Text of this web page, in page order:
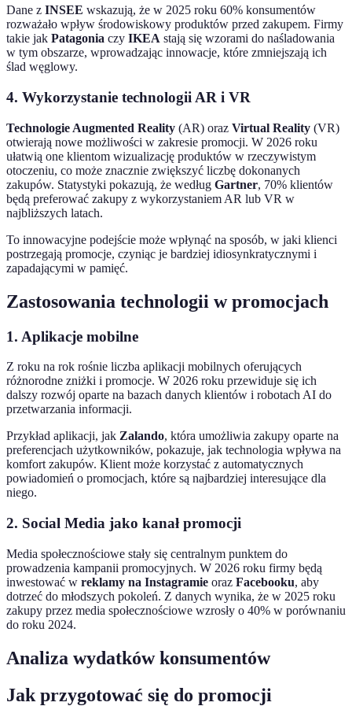
Dane z INSEE wskazują, że w 2025 roku 60% konsumentów
rozważało wpływ środowiskowy produktów przed zakupem. Firmy
takie jak Patagonia czy IKEA stają się wzorami do naśladowania
w tym obszarze, wprowadzając innowacje, które zmniejszają ich
ślad węglowy.
4. Wykorzystanie technologii AR i VR
Technologie Augmented Reality (AR) oraz Virtual Reality (VR)
otwierają nowe możliwości w zakresie promocji. W 2026 roku
ułatwią one klientom wizualizację produktów w rzeczywistym
otoczeniu, co może znacznie zwiększyć liczbę dokonanych
zakupów. Statystyki pokazują, że według Gartner, 70% klientów
będą preferować zakupy z wykorzystaniem AR lub VR w
najbliższych latach.
To innowacyjne podejście może wpłynąć na sposób, w jaki klienci
postrzegają promocje, czyniąc je bardziej idiosynkratycznymi i
zapadającymi w pamięć.
Zastosowania technologii w promocjach
1. Aplikacje mobilne
Z roku na rok rośnie liczba aplikacji mobilnych oferujących
różnorodne zniżki i promocje. W 2026 roku przewiduje się ich
dalszy rozwój oparte na bazach danych klientów i robotach AI do
przetwarzania informacji.
Przykład aplikacji, jak Zalando, która umożliwia zakupy oparte na
preferencjach użytkowników, pokazuje, jak technologia wpływa na
komfort zakupów. Klient może korzystać z automatycznych
powiadomień o promocjach, które są najbardziej interesujące dla
niego.
2. Social Media jako kanał promocji
Media społecznościowe stały się centralnym punktem do
prowadzenia kampanii promocyjnych. W 2026 roku firmy będą
inwestować w reklamy na Instagramie oraz Facebooku, aby
dotrzeć do młodszych pokoleń. Z danych wynika, że w 2025 roku
zakupy przez media społecznościowe wzrosły o 40% w porównaniu
do roku 2024.
Analiza wydatków konsumentów
Jak przygotować się do promocji